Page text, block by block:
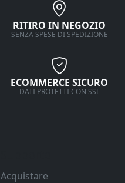
RITIRO IN NEGOZIO
SENZA SPESE DI SPEDIZIONE
ECOMMERCE SICURO
DATI PROTETTI CON SSL
Acquistare